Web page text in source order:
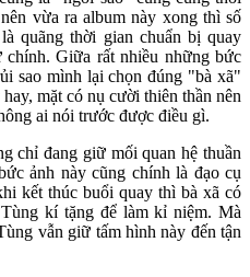
vừa ra album này xong thì số
quãng thời gian chuẩn bị quay
Giữa rất nhiều những bức
sao mình lại chọn đúng "bà xã"
mặt có nụ cười thiên thần nên
ai nói trước được điều gì.
chỉ đang giữ mối quan hệ thuần
ảnh này cũng chính là đạo cụ
kết thúc buổi quay thì bà xã có
kí tặng để làm kỉ niệm. Mà
vẫn giữ tấm hình này đến tận